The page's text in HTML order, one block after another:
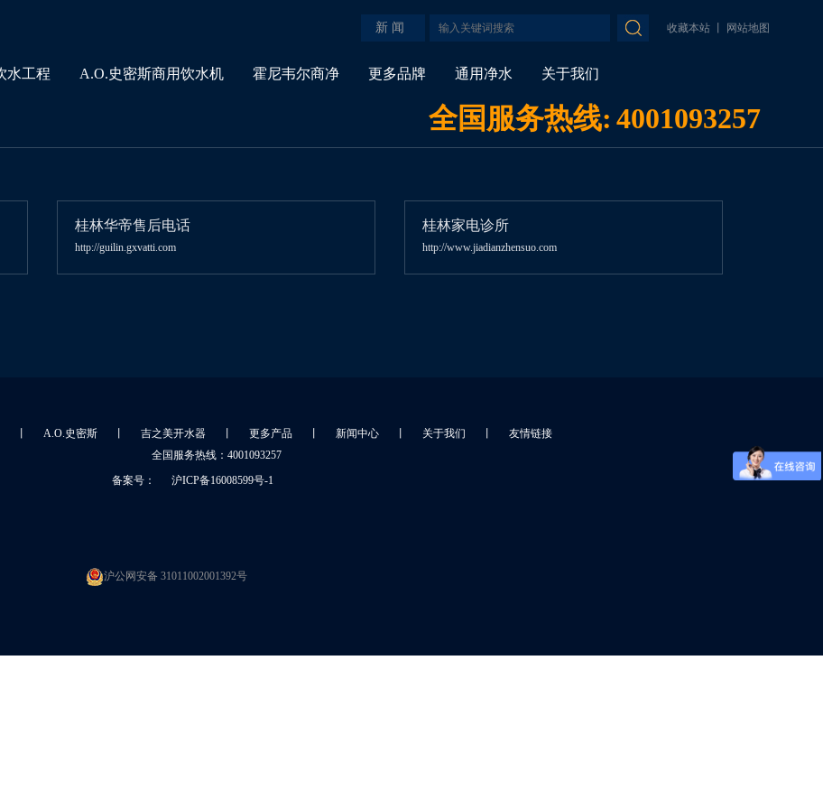
收藏本站丨 网站地图
新 闻
水工程 A.O.史密斯商用饮水机 霍尼韦尔商净 更多品牌 通用净水 关于我们
全国服务热线: 4001093257
桂林华帝售后电话
http://guilin.gxvatti.com
桂林家电诊所
http://www.jiadianzhensuo.com
A.O.史密斯 吉之美开水器 更多产品 新闻中心 关于我们
友情链接
全国服务热线：4001093257
备案号：
沪ICP备16008599号-1
沪公网安备 31011002001392号